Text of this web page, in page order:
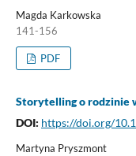
Magda Karkowska
141-156
PDF
Storytelling o rodzinie
DOI: https://doi.org/
Martyna Pryszmont